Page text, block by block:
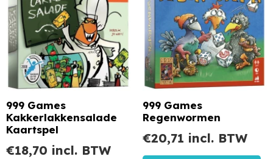
999 Games
Kakkerlakkensalade
Kaartspel
€18,70 incl. BTW
999 Games
Regenwormen
€20,71 incl. BTW